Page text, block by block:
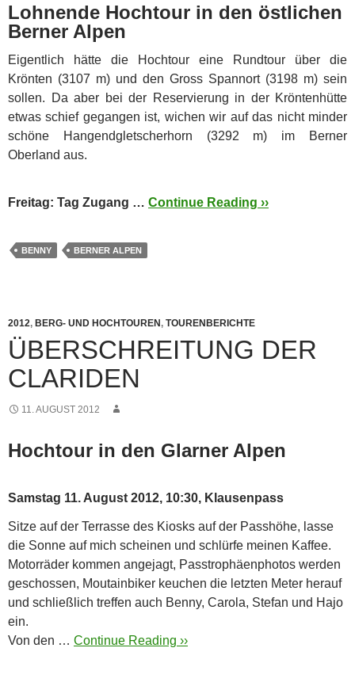
Lohnende Hochtour in den östlichen
Berner Alpen
Eigentlich hätte die Hochtour eine Rundtour über die
Krönten (3107 m) und den Gross Spannort (3198 m) sein
sollen. Da aber bei der Reservierung in der Kröntenhütte
etwas schief gegangen ist, wichen wir auf das nicht minder
schöne Hangendgletscherhorn (3292 m) im Berner
Oberland aus.
Freitag: Tag Zugang … Continue Reading ››
BENNY BERNER ALPEN
2012, BERG- UND HOCHTOUREN, TOURENBERICHTE
ÜBERSCHREITUNG DER
CLARIDEN
11. AUGUST 2012
Hochtour in den Glarner Alpen
Samstag 11. August 2012, 10:30, Klausenpass
Sitze auf der Terrasse des Kiosks auf der Passhöhe, lasse
die Sonne auf mich scheinen und schlürfe meinen Kaffee.
Motorräder kommen angejagt, Passtrophäenphotos werden
geschossen, Moutainbiker keuchen die letzten Meter herauf
und schließlich treffen auch Benny, Carola, Stefan und Hajo
ein.
Von den … Continue Reading ››